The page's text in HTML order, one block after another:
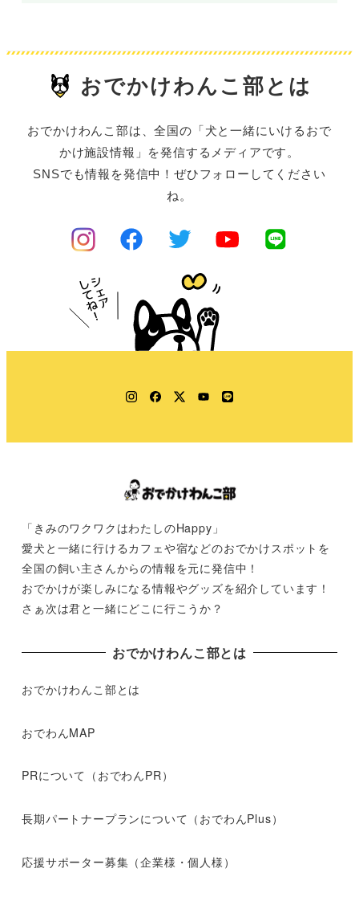
おでかけわんこ部とは
おでかけわんこ部は、全国の「犬と一緒にいけるおで
かけ施設情報」を発信するメディアです。
SNSでも情報を発信中！ぜひフォローしてください
ね。
Instagram
Facebook
TwitterYouTube
LINE
「きみのワクワクはわたしのHappy」
愛犬と一緒に行けるカフェや宿などのおでかけスポットを
全国の飼い主さんからの情報を元に発信中！
おでかけが楽しみになる情報やグッズを紹介しています！
さぁ次は君と一緒にどこに行こうか？
おでかけわんこ部とは
おでかけわんこ部とは
おでわんMAP
PRについて（おでわんPR）
長期パートナープランについて（おでわんPlus）
応援サポーター募集（企業様・個人様）